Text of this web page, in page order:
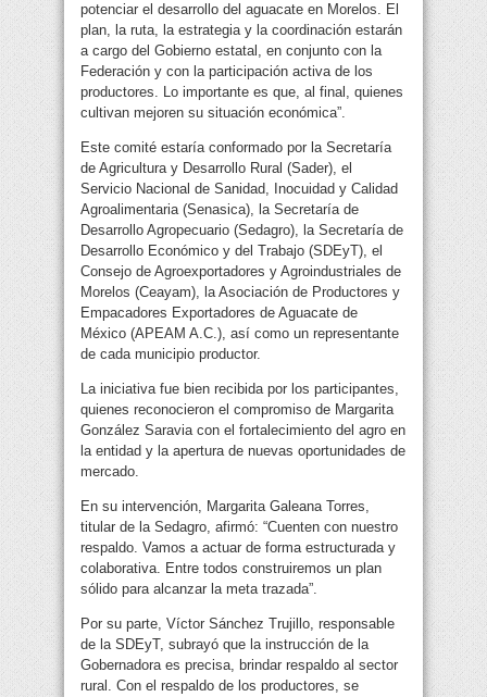
potenciar el desarrollo del aguacate en Morelos. El
plan, la ruta, la estrategia y la coordinación estarán
a cargo del Gobierno estatal, en conjunto con la
Federación y con la participación activa de los
productores. Lo importante es que, al final, quienes
cultivan mejoren su situación económica”.
Este comité estaría conformado por la Secretaría
de Agricultura y Desarrollo Rural (Sader), el
Servicio Nacional de Sanidad, Inocuidad y Calidad
Agroalimentaria (Senasica), la Secretaría de
Desarrollo Agropecuario (Sedagro), la Secretaría de
Desarrollo Económico y del Trabajo (SDEyT), el
Consejo de Agroexportadores y Agroindustriales de
Morelos (Ceayam), la Asociación de Productores y
Empacadores Exportadores de Aguacate de
México (APEAM A.C.), así como un representante
de cada municipio productor.
La iniciativa fue bien recibida por los participantes,
quienes reconocieron el compromiso de Margarita
González Saravia con el fortalecimiento del agro en
la entidad y la apertura de nuevas oportunidades de
mercado.
En su intervención, Margarita Galeana Torres,
titular de la Sedagro, afirmó: “Cuenten con nuestro
respaldo. Vamos a actuar de forma estructurada y
colaborativa. Entre todos construiremos un plan
sólido para alcanzar la meta trazada”.
Por su parte, Víctor Sánchez Trujillo, responsable
de la SDEyT, subrayó que la instrucción de la
Gobernadora es precisa, brindar respaldo al sector
rural. Con el respaldo de los productores, se